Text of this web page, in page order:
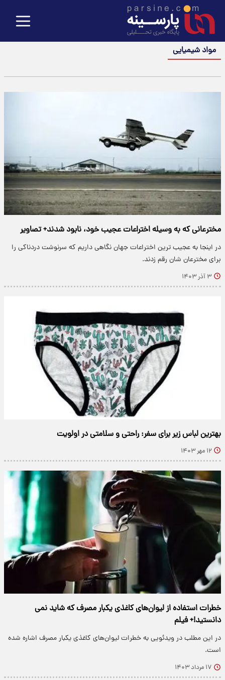
مواد شیمیایی
مخترعانی که به وسیله اختراعات عجیب خود، نابود شدند+ تصاویر
در اینجا به عجیب ترین اختراعات جهان نگاهی داریم که سرنوشت دردناکی را
برای مخترعان شان رقم زدند.
۳ آذر ۱۴۰۳
بهترین لباس زیر برای سفر: راحتی و سلامتی در اولویت
۱۲ مهر ۱۴۰۳
خطرات استفاده از لیوان‌های کاغذی یکبار مصرف که شاید نمی
دانستید!+ فیلم
در این مطلب در ویدئویی به خطرات لیوان‌های کاغذی یکبار مصرف اشاره شده
است.
۱۷ مرداد ۱۴۰۳